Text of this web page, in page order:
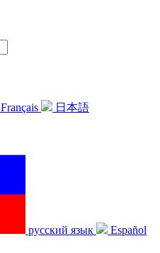
Français 日本語
русский язык
Español